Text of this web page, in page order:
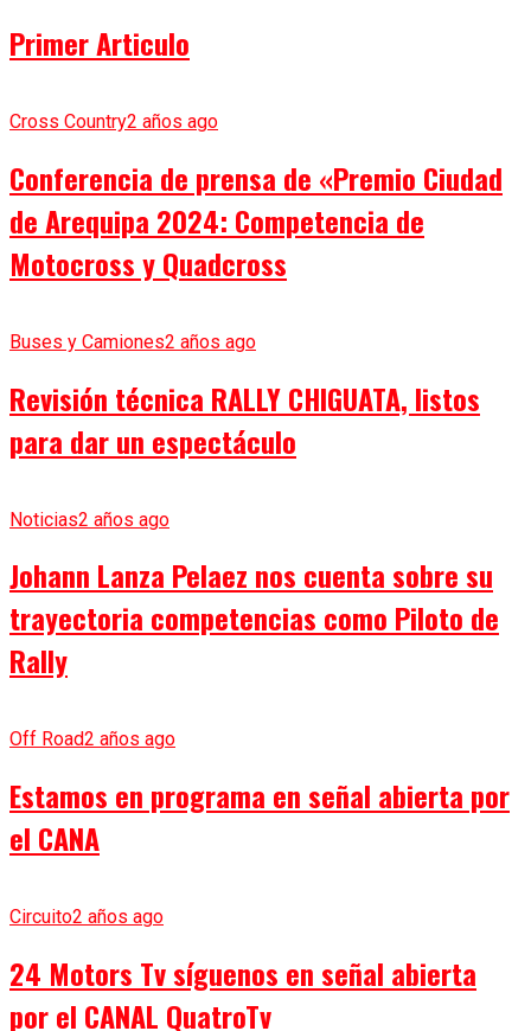
Primer Articulo
Cross Country2 años ago
Conferencia de prensa de «Premio Ciudad
de Arequipa 2024: Competencia de
Motocross y Quadcross
Buses y Camiones2 años ago
Revisión técnica RALLY CHIGUATA, listos
para dar un espectáculo
Noticias2 años ago
Johann Lanza Pelaez nos cuenta sobre su
trayectoria competencias como Piloto de
Rally
Off Road2 años ago
Estamos en programa en señal abierta por
el CANA
Circuito2 años ago
24 Motors Tv síguenos en señal abierta
por el CANAL QuatroTv